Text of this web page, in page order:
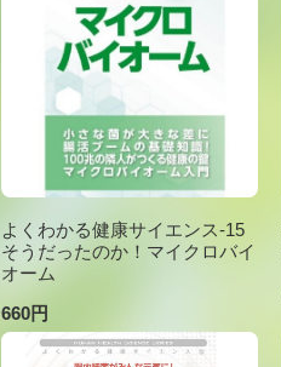
よくわかる健康サイエンス-15
そうだったのか！マイクロバイ
オーム
660円